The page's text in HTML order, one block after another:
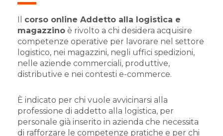
corso online Addetto alla logistica e
magazzino è rivolto a chi desidera acquisire
competenze operative per lavorare nel settore
logistico, nei magazzini, negli uffici spedizioni,
nelle aziende commerciali, produttive,
distributive e nei contesti e-commerce.
È indicato per chi vuole avvicinarsi alla
professione di addetto alla logistica, per
personale già inserito in azienda che necessita
di rafforzare le competenze pratiche e per chi